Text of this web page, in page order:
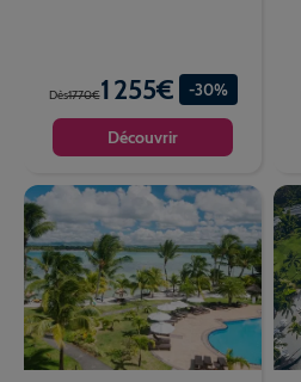
Dès1770€1 255€ -30%
Découvrir